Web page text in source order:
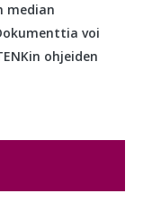
median
voi
ohjeiden